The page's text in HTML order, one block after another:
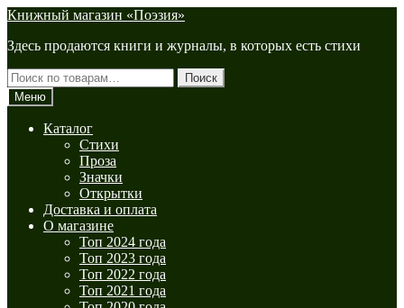
Перейти
навигации
Перейти
содержимому
Книжный магазин «Поэзия»
Здесь продаются книги и журналы, в которых есть стихи
Искать:
Поиск
Меню
Каталог
Стихи
Проза
Значки
Открытки
Доставка и оплата
О магазине
Топ 2024 года
Топ 2023 года
Топ 2022 года
Топ 2021 года